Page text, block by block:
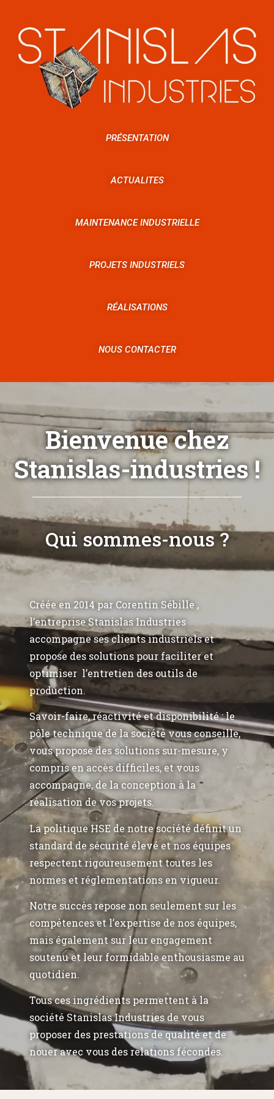
PRÉSENTATION
ACTUALITES
MAINTENANCE INDUSTRIELLE
PROJETS INDUSTRIELS
RÉALISATIONS
NOUS CONTACTER
Bienvenue chez
Stanislas-industries !
Qui sommes-nous ?
Créée en 2014 par Corentin Sébille ,
l’entreprise Stanislas Industries
accompagne ses clients industriels et
propose des solutions pour faciliter et
optimiser l’entretien des outils de
production.
Savoir-faire, réactivité et disponibilité : le
pôle technique de la société vous conseille,
vous propose des solutions sur-mesure, y
compris en accès difficiles, et vous
accompagne, de la conception à la
réalisation de vos projets.
La politique HSE de notre société définit un
standard de sécurité élevé et nos équipes
respectent rigoureusement toutes les
normes et réglementations en vigueur.
Notre succès repose non seulement sur les
compétences et l’expertise de nos équipes,
mais également sur leur engagement
soutenu et leur formidable enthousiasme au
quotidien.
Tous ces ingrédients permettent à la
société Stanislas Industries de vous
proposer des prestations de qualité et de
nouer avec vous des relations fécondes.